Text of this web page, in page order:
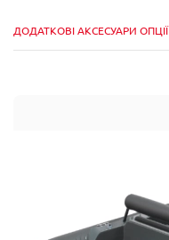
ДОДАТКОВІ АКСЕСУАРИ ОПЦІЇ